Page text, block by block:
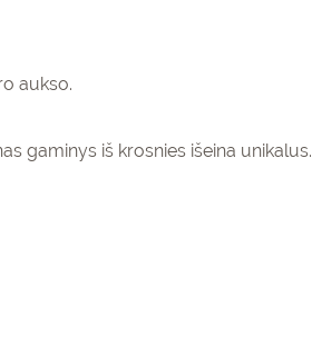
aukso.
gaminys iš krosnies išeina unikalus.